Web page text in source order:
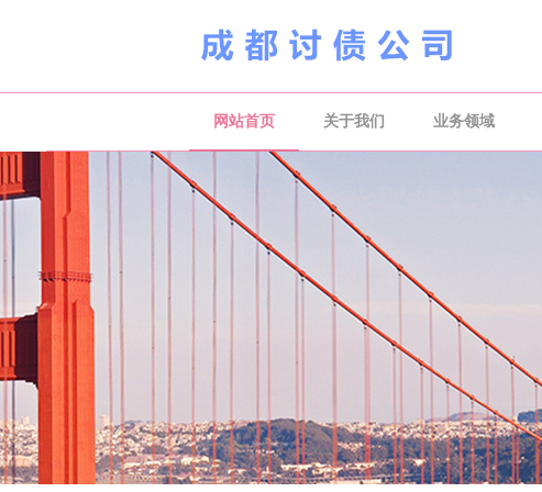
网站首页 关于我们 业务领域